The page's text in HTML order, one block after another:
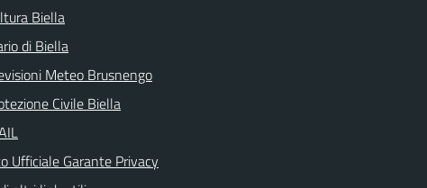
Biella
di Biella
Meteo Brusnengo
Civile Biella
Ufficiale Garante Privacy